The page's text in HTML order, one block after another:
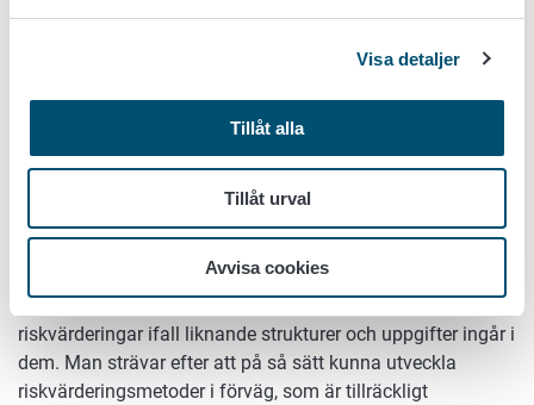
Visa detaljer
Tillåt alla
Tillåt urval
Avvisa cookies
gränsvärden, för att uppnå gemensamt godkända
målsättningar för livsmedelssäkerhet. Regionala skillnader,
skillnader avseende produktion, miljö samt demografiska
skillnader som inverkar på hur risken utvecklas kan vara
mycket stora även inom Europas gränser, och därför
kommer nationella riskvärderingar att ha stor betydelsen
även i framtiden. Riskvärderingsmetoder och matematiska
modeller har utvecklats och utvecklas också genom
internationellt samarbete och de publiceras i vetenskapliga
publikationer med sakkunnigbedömning (peer review).
Färdiga metoder och modeller kan användas vid nya
riskvärderingar ifall liknande strukturer och uppgifter ingår i
dem. Man strävar efter att på så sätt kunna utveckla
riskvärderingsmetoder i förväg, som är tillräckligt